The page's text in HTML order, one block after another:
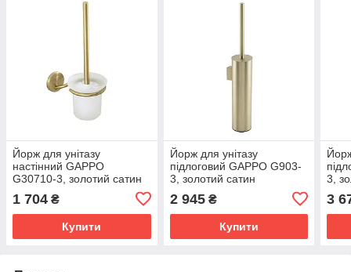
Йорж для унітазу
настінний GAPPO
G30710-3, золотий сатин
1 704 ₴
Купити
Йорж для унітазу
підлоговий GAPPO G903-
3, золотий сатин
2 945₴
Купити
3,
3